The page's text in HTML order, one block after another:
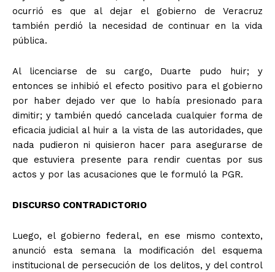
+ Todas las formas de lucha, potencialmente enlazadas
ocurrió es que al dejar el gobierno de Veracruz
también perdió la necesidad de continuar en la vida
pública.
Al licenciarse de su cargo, Duarte pudo huir; y
entonces se inhibió el efecto positivo para el gobierno
por haber dejado ver que lo había presionado para
dimitir; y también quedó cancelada cualquier forma de
eficacia judicial al huir a la vista de las autoridades, que
nada pudieron ni quisieron hacer para asegurarse de
que estuviera presente para rendir cuentas por sus
actos y por las acusaciones que le formuló la PGR.
DISCURSO CONTRADICTORIO
Luego, el gobierno federal, en ese mismo contexto,
anunció esta semana la modificación del esquema
institucional de persecución de los delitos, y del control